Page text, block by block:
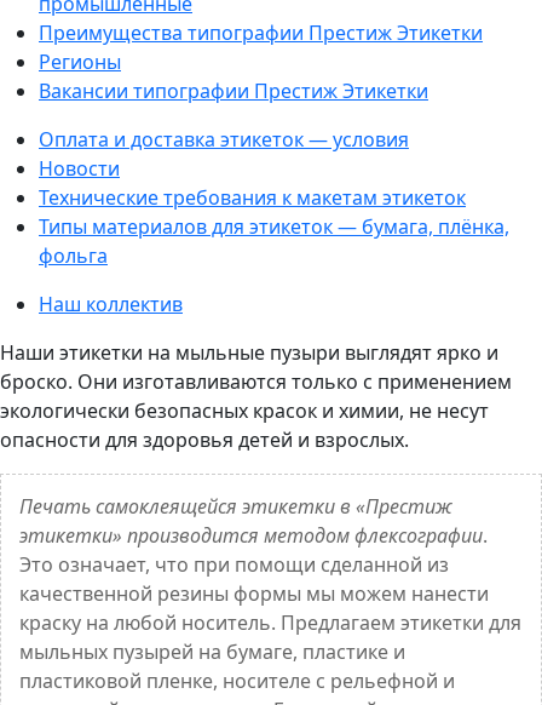
Преимущества типографии Престиж Этикетки
Регионы
Вакансии типографии Престиж Этикетки
Оплата и доставка этикеток — условия
Новости
Технические требования к макетам этикеток
Типы материалов для этикеток — бумага, плёнка,
фольга
Наш коллектив
Наши этикетки на мыльные пузыри выглядят ярко и
броско. Они изготавливаются только с применением
экологически безопасных красок и химии, не несут
опасности для здоровья детей и взрослых.
Печать самоклеящейся этикетки в «Престиж
этикетки» производится методом флексографии.
Это означает, что при помощи сделанной из
качественной резины формы мы можем нанести
краску на любой носитель. Предлагаем этикетки для
мыльных пузырей на бумаге, пластике и
пластиковой пленке, носителе с рельефной и